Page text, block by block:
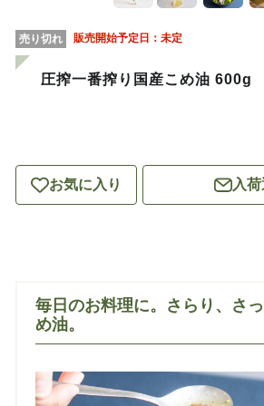
売り切れ 販売開始予定日： 未定
圧搾一番搾り国産こめ油 600g
お気に入り 入
毎日のお料理に。さらり、さ
め油。